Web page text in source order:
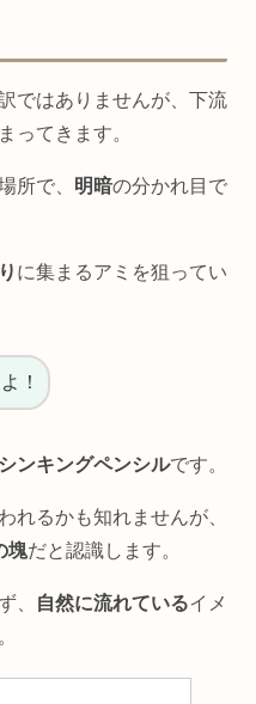
ではありませんが、下流
ってきます。
所で、 明暗の分かれ目で
に集まるアミを狙ってい
！
シンキングペンシルです。
れるかも知れませんが、
塊だと認識します。
、 自然に流れているイメ